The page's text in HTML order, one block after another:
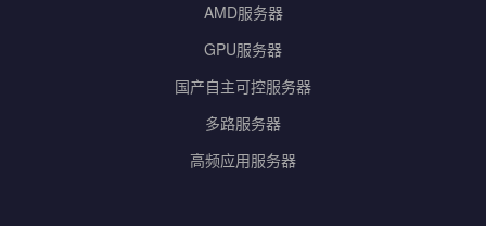
AMD服务器
GPU服务器
国产自主可控服务器
多路服务器
高频应用服务器